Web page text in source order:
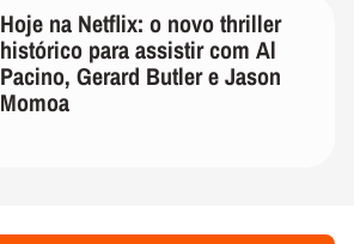
Hoje na Netflix: o novo thriller
histórico para assistir com Al
Pacino, Gerard Butler e Jason
Momoa